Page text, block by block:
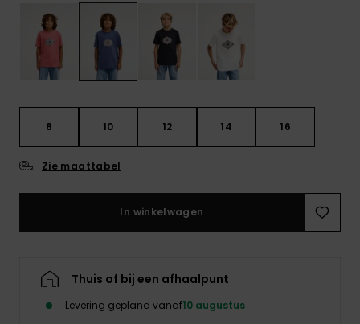
8 10 12 14 16
Zie maattabel
In winkelwagen
Thuis of bij een afhaalpunt
Levering gepland vanaf10 augustus